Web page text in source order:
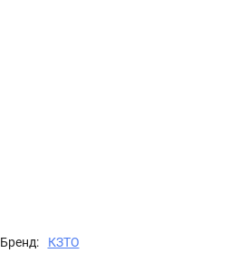
Бренд: КЗТО